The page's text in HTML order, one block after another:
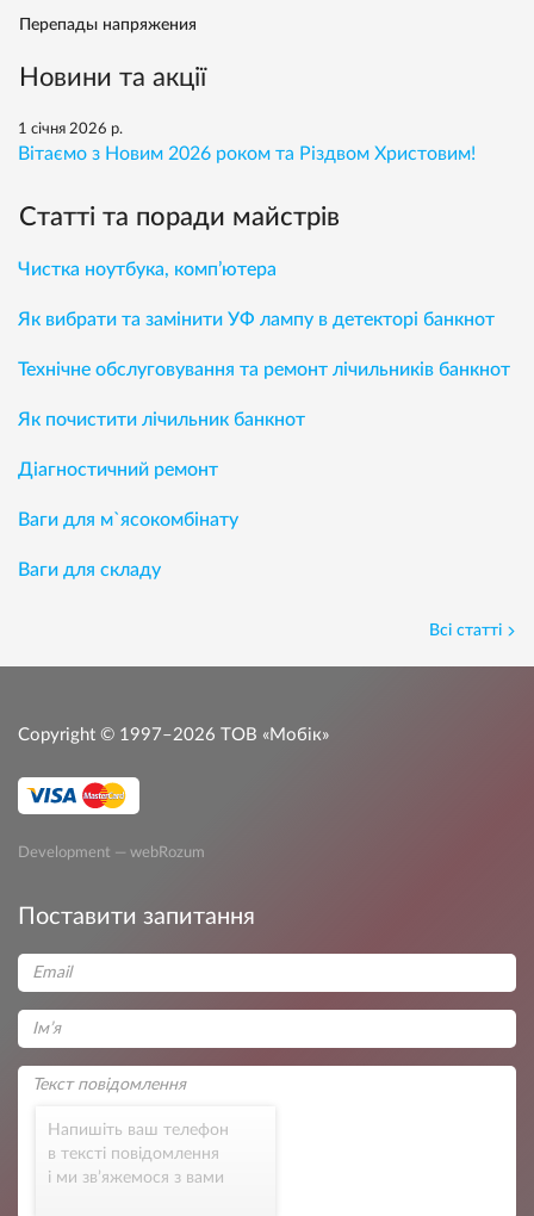
Перепады напряжения
Новини та акції
1 січня 2026 р.
Вітаємо з Новим 2026 роком та Різдвом Христовим!
Статті та поради майстрів
Чистка ноутбука, комп’ютера
Як вибрати та замінити УФ лампу в детекторі банкнот
Технічне обслуговування та ремонт лічильників банкнот
Як почистити лічильник банкнот
Діагностичний ремонт
Ваги для м`ясокомбінату
Ваги для складу
Всі статті
Copyright © 1997–2026 ТОВ «Мобік»
Development — webRozum
Поставити запитання
Напишіть ваш телефон
в тексті повідомлення
і ми зв’яжемося з вами